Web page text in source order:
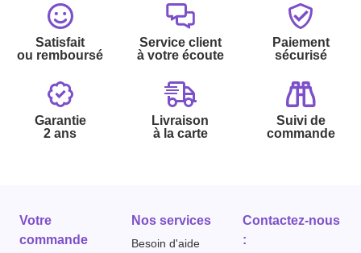
Satisfait
ou remboursé
Service client
à votre écoute
Paiement
sécurisé
Garantie
2 ans
Livraison
à la carte
Suivi de
commande
Votre
commande
Nos services
Besoin d'aide
Contactez-nous
: